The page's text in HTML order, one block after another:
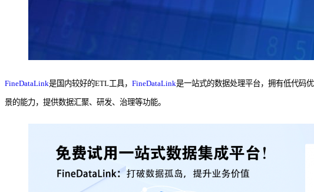
FineDataLink是国内较好的ETL工具， FineDataLink是一站式的数据处理平台，拥有低代码
景的能力，提供数据汇聚、研发、治理等功能。